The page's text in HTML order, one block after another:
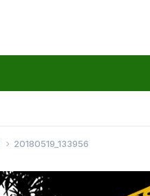
20180519_133956